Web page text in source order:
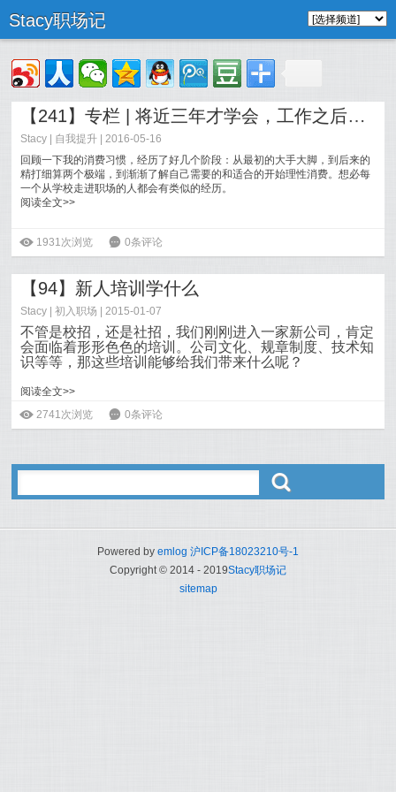
Stacy职场记
【241】专栏 | 将近三年才学会，工作之后如何花钱
Stacy 自我提升 | 2016-05-16
回顾一下我的消费习惯，经历了好几个阶段：从最初的大手大脚，到后来的
精打细算两个极端，到渐渐了解自己需要的和适合的开始理性消费。想必每
一个从学校走进职场的人都会有类似的经历。
阅读全文>>
ė 1931次浏览 6 0条评论
【94】新人培训学什么
Stacy |初入职场 | 2015-01-07
不管是校招，还是社招，我们刚刚进入一家新公司，肯定
会面临着形形色色的培训。公司文化、规章制度、技术知
识等等，那这些培训能够给我们带来什么呢？
阅读全文>>
ė 2741次浏览 6 0条评论
ő
Powered by emlog 沪ICP备18023210号-1
Copyright © 2014 - 2019Stacy职场记
sitemap